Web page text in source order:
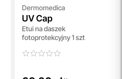
Dermomedica
UV Cap
Etui na daszek
fotoprotekcyjny 1 szt